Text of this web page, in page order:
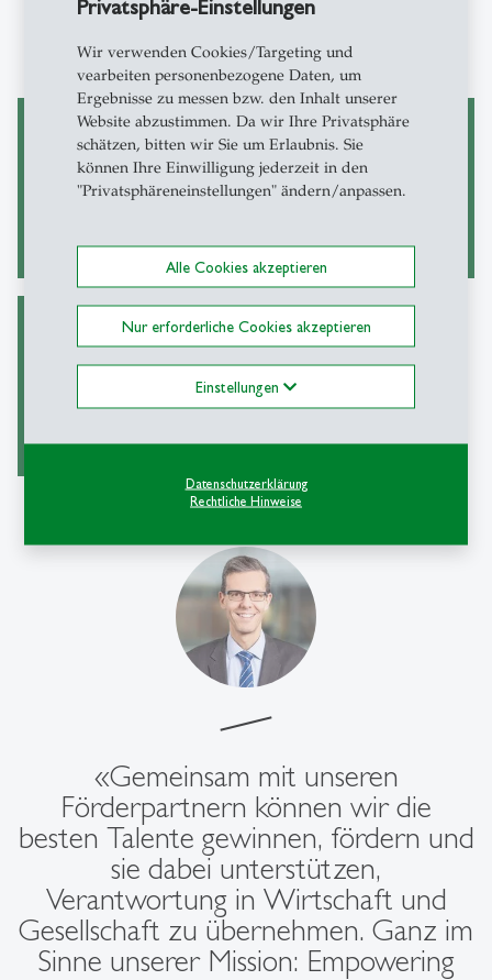
Privatsphäre-Einstellungen
Wir verwenden Cookies/Targeting und
vearbeiten personenbezogene Daten, um
Ergebnisse zu messen bzw. den Inhalt unserer
Website abzustimmen. Da wir Ihre Privatsphäre
schätzen, bitten wir Sie um Erlaubnis. Sie
können Ihre Einwilligung jederzeit in den
"Privatsphäreneinstellungen" ändern/anpassen.
Alle Cookies akzeptieren
Nur erforderliche Cookies akzeptieren
Einstellungen
Datenschutzerklärung
Rechtliche Hinweise
sowie Zugang zur HSG-Community mit
HSG Masters & more
A Stimulating Network
of Peers
HSG Access to Swiss
«Gemeinsam mit unseren
Förderpartnern können wir die
besten Talente gewinnen, fördern und
sie dabei unterstützen,
Verantwortung in Wirtschaft und
Gesellschaft zu übernehmen. Ganz im
Sinne unserer Mission: Empowering